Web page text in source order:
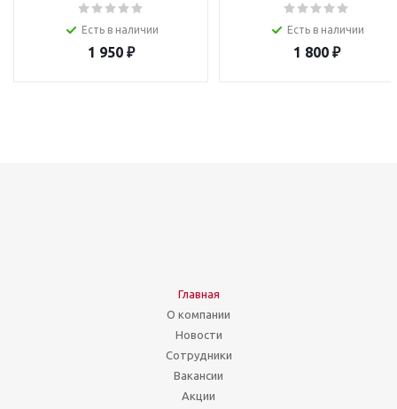
Есть в наличии
1 950₽
Есть в наличии
1 800₽
Главная
О компании
Новости
Сотрудники
Вакансии
Акции